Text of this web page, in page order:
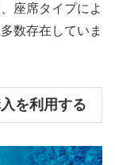
座席タイプによ
数存在していま
を利用する